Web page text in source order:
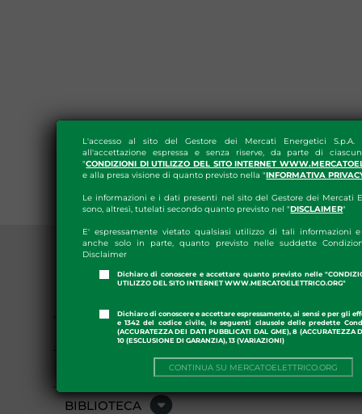
L'accesso al sito del Gestore dei Mercati Energetici S.p.A.
all'accettazione espressa e senza riserve, da parte di
"CONDIZIONI DI UTILIZZO DEL SITO INTERNET
e alla presa visione di quanto previsto nella "INFORMATIVA
Le informazioni e i dati presenti nel sito del Gestore dei Mercati
sono, altresì, tutelati secondo quanto previsto nel "DISCLAIMER"
E' espressamente vietato qualsiasi utilizzo di tali informazioni
anche solo in parte, quanto previsto nelle suddette
Disclaimer
Dichiaro di conoscere e accettare quanto previsto nelle
UTILIZZO DEL SITO INTERNET WWW.MERCATOELETTRICO.ORG"
Dichiaro di conoscere e accettare espressamente, ai sensi e per gli
e 1342 del codice civile, le seguenti clausole delle predette
(ACCURATEZZA DEI DATI PUBBLICATI DAL GME), 8 (ACCURATEZZA
10 (ESCLUSIONE DI GARANZIA), 13 (VARIAZIONI)
CONTINUA SU MERCATOELETTRICO.ORG
GME APP
BIBLIOTECA